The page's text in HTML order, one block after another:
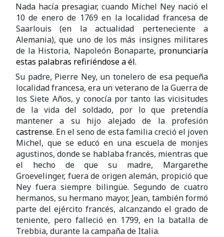
Nada hacía presagiar, cuando Michel Ney nació el
10 de enero de 1769 en la localidad francesa de
Saarlouis (en la actualidad perteneciente a
Alemania), que uno de los más insignes militares
de la Historia, Napoleón Bonaparte, pronunciaría
estas palabras refiriéndose a él.
Su padre, Pierre Ney, un tonelero de esa pequeña
localidad francesa, era un veterano de la Guerra de
los Siete Años, y conocía por tanto las vicisitudes
de la vida del soldado, por lo que pretendía
mantener a su hijo alejado de la profesión
castrense. En el seno de esta familia creció el joven
Michel, que se educó en una escuela de monjes
agustinos, donde se hablaba francés, mientras que
el hecho de que su madre, Margarethe
Groevelinger, fuera de origen alemán, propició que
Ney fuera siempre bilingüe. Segundo de cuatro
hermanos, su hermano mayor, Jean, también formó
parte del ejército francés, alcanzando el grado de
teniente, pero falleció en 1799, en la batalla de
Trebbia, durante la campaña de Italia.